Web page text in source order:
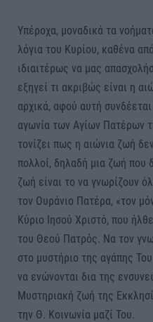
Υπέροχα, μοναδικά τα
λόγια του Κυρίου, καθένα
ιδιαιτέρως να μας
εξηγεί τι ακριβώς είναι η
αρχικά, αφού αυτή
αγωνία των Αγίων Πατέρων
τονίζει πως η αιώνια ζωή
πολλοί, δηλαδή μια ζωή που
ζωή είναι το να γνωρίζουν
τον Ουράνιο Πατέρα, «τον
Κύριο Ιησού Χριστό, που
του Θεού Πατρός. Να τον
στο μυστήριο της αγάπης
να ενώνονται δια της
Μυστηριακή ζωή της
την Θ. Κοινωνία μαζί Του.